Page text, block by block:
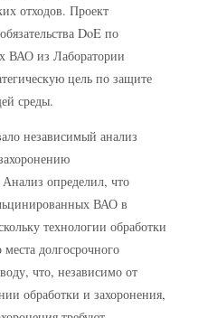
отходов. Проект
DoE по
ВАО из Лаборатории
цель по защите
среды.
независимый анализ
определил, что
ВАО в
технологии обработки
долгосрочного
что, независимо от
обработки и захоронения,